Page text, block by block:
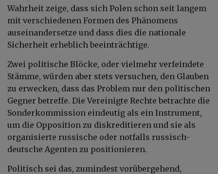
Wahrheit zeige, dass sich Polen schon seit langem
mit verschiedenen Formen des Phänomens
auseinandersetze und dass dies die nationale
Sicherheit erheblich beeinträchtige.
Zwei politische Blöcke, oder vielmehr verfeindete
Stämme, würden aber stets versuchen, den Glauben
zu erwecken, dass das Problem nur den politischen
Gegner betreffe. Die Vereinigte Rechte betrachte die
Sonderkommission eindeutig als ein Instrument,
um die Opposition zu diskreditieren und sie als
organisierte russische oder notfalls russisch-
deutsche Agenten zu positionieren.
Politisch sei das, zumindest vorübergehend,